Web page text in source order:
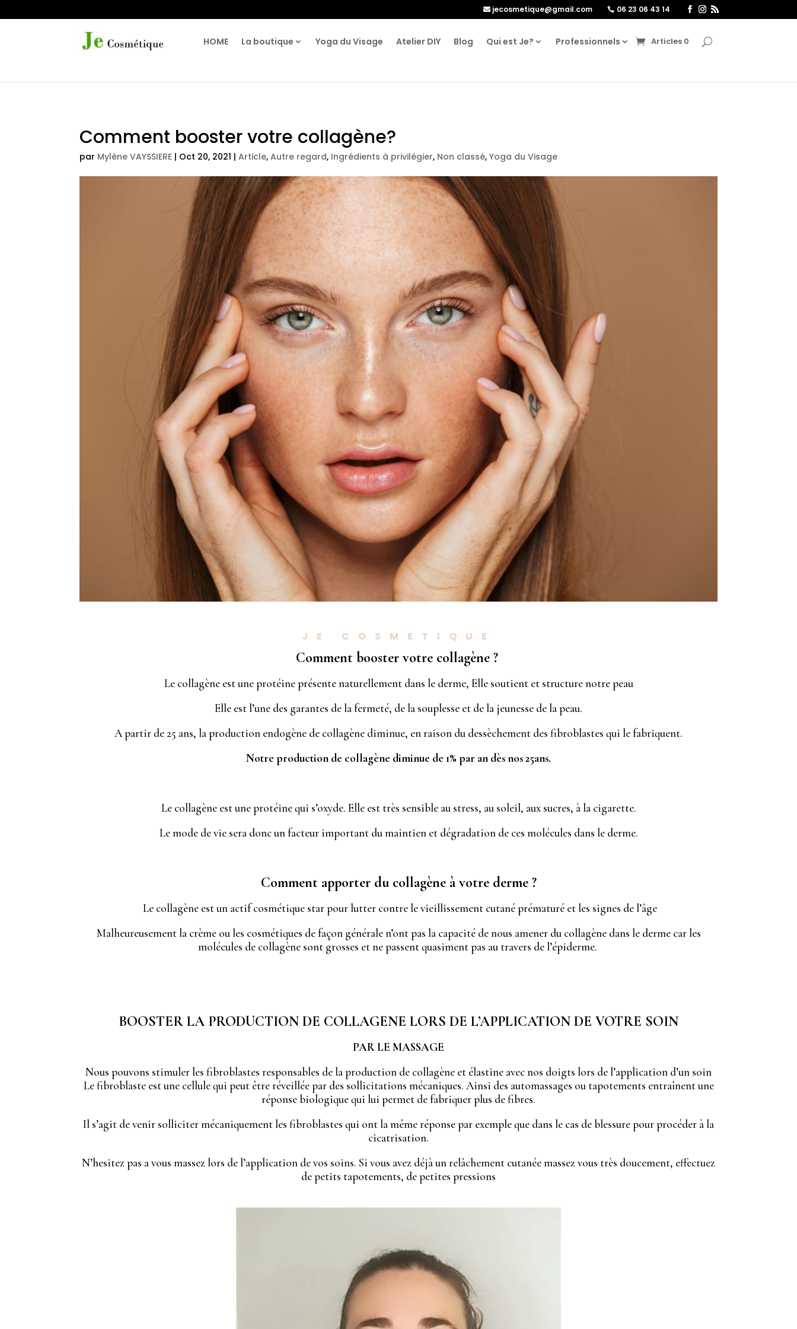
jecosmetique@gmail.com 06 23 06 43 14
HOME La boutique Yoga du Visage Atelier DIY Blog Qui est Je? Professionnels Articles 0
Comment booster votre collagène?
par Mylène VAYSSIERE | Oct 20, 2021 |Article,Autre regard, Ingrédients à privilégier, Non classé,Yoga du Visage
JE COSMETIQUE
Comment booster votre collagène ?
Le collagène est une protéine présente naturellement dans le derme, Elle soutient et structure notre peau
Elle est l’une des garantes de la fermeté, de la souplesse et de la jeunesse de la peau.
A partir de 25 ans, la production endogène de collagène diminue, en raison du dessèchement des fibroblastes qui le fabriquent.
Notre production de collagène diminue de 1% par an dès nos 25ans.
Le collagène est une protéine qui s’oxyde. Elle est très sensible au stress, au soleil, aux sucres, à la cigarette.
Le mode de vie sera donc un facteur important du maintien et dégradation de ces molécules dans le derme.
Comment apporter du collagène à votre derme ?
Le collagène est un actif cosmétique star pour lutter contre le vieillissement cutané prématuré et les signes de l’âge
Malheureusement la crème ou les cosmétiques de façon générale n’ont pas la capacité de nous amener du collagène dans le derme car les
molécules de collagène sont grosses et ne passent quasiment pas au travers de l’épiderme.
BOOSTER LA PRODUCTION DE COLLAGENE LORS DE L’APPLICATION DE VOTRE SOIN
PAR LE MASSAGE
Nous pouvons stimuler les fibroblastes responsables de la production de collagène et élastine avec nos doigts lors de l’application d’un soin
Le fibroblaste est une cellule qui peut être réveillée par des sollicitations mécaniques. Ainsi des automassages ou tapotements entraînent une
réponse biologique qui lui permet de fabriquer plus de fibres.
Il s’agit de venir solliciter mécaniquement les fibroblastes qui ont la même réponse par exemple que dans le cas de blessure pour procéder à la
cicatrisation.
N’hesitez pas a vous massez lors de l’application de vos soins. Si vous avez déjà un relâchement cutanée massez vous très doucement, effectuez
de petits tapotements, de petites pressions